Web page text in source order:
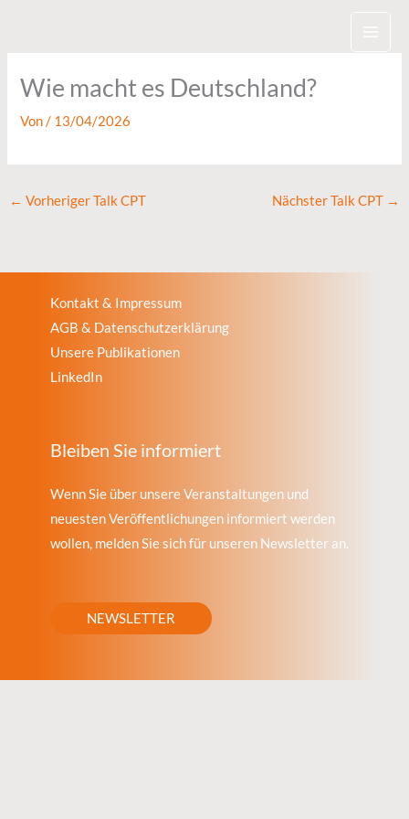
Wie macht es Deutschland?
Von/ 13/04/2026
← Vorheriger Talk CPT Nächster Talk CPT →
Kontakt & Impressum
AGB & Datenschutzerklärung
Unsere Publikationen
LinkedIn
Bleiben Sie informiert
Wenn Sie über unsere Veranstaltungen und
neuesten Veröffentlichungen informiert werden
wollen, melden Sie sich für unseren Newsletter an.
NEWSLETTER